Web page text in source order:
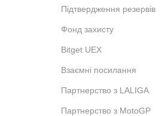
Підтвердження резервів
Фонд захисту
Bitget UEX
Взаємні посилання
Партнерство з LALIGA
Партнерство з MotoGP